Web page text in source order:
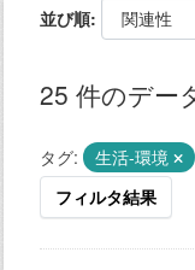
並び順
25 件のデー
タグ: 生活-環境
フィルタ結果